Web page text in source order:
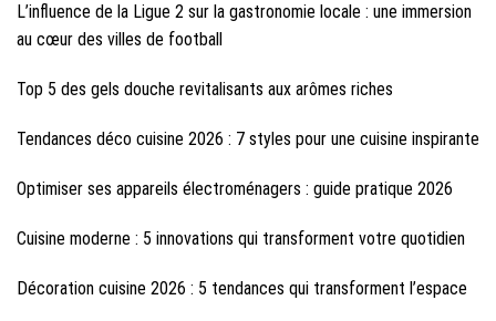
L’influence de la Ligue 2 sur la gastronomie locale : une immersion
au cœur des villes de football
Top 5 des gels douche revitalisants aux arômes riches
Tendances déco cuisine 2026 : 7 styles pour une cuisine inspirante
Optimiser ses appareils électroménagers : guide pratique 2026
Cuisine moderne : 5 innovations qui transforment votre quotidien
Décoration cuisine 2026 : 5 tendances qui transforment l’espace